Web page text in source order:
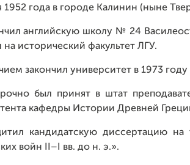
1952 года в городе Калинин (ныне
английскую школу № 24
исторический факультет ЛГУ.
закончил университет в 1973 году
был принят в штат
кафедры Истории Древней
кандидатскую диссертацию
войн II–I вв. до н. э.».